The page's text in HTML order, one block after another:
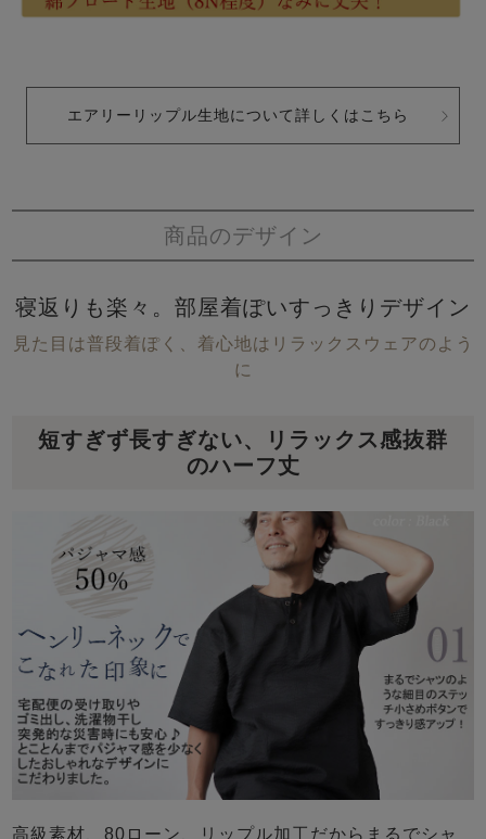
エアリーリップル生地について詳しくはこちら
商品のデザイン
寝返りも楽々。部屋着ぽいすっきりデザイン
見た目は普段着ぽく、着心地はリラックスウェアのよう
に
短すぎず長すぎない、リラックス感抜群
のハーフ丈
高級素材、80ローン、リップル加工だからまるでシャ